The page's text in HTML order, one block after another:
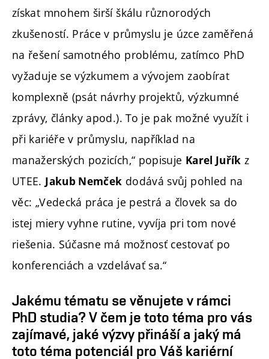
získat mnohem širší škálu různorodých
zkušeností. Práce v průmyslu je úzce zaměřená
na řešení samotného problému, zatímco PhD
vyžaduje se výzkumem a vývojem zaobírat
komplexně (psát návrhy projektů, výzkumné
zprávy, články apod.). To je pak možné využít i
při kariéře v průmyslu, například na
manažerských pozicích,“ popisuje Karel Juřík z
UTEE. Jakub Nemček dodává svůj pohled na
věc: „Vedecká práca je pestrá a človek sa do
istej miery vyhne rutine, vyvíja pri tom nové
riešenia. Súčasne má možnosť cestovať po
konferenciách a vzdelávať sa.“
Jakému tématu se věnujete v rámci
PhD studia? V čem je toto téma pro vás
zajímavé, jaké výzvy přináší a jaký má
toto téma potenciál pro Váš kariérní